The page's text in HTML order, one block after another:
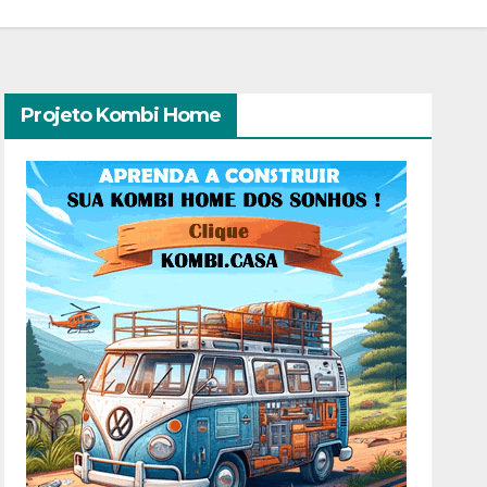
Projeto Kombi Home